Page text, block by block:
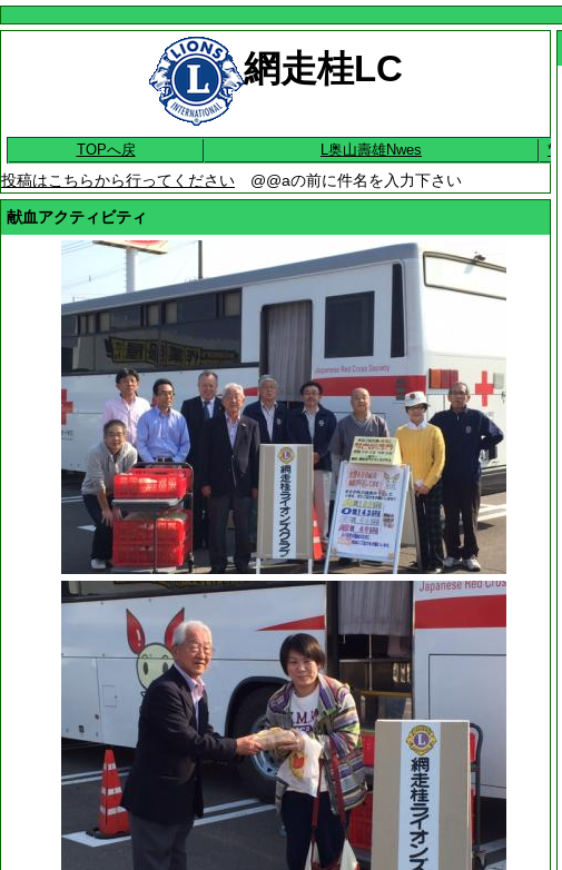
網走桂LC
TOPへ戻 L奥山壽雄Nwes *
投稿はこちらから行ってください @@aの前に件名を入力下さい
献血アクティビティ